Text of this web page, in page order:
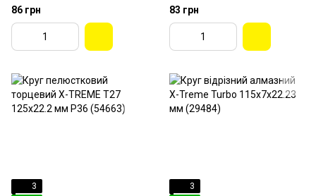
86 грн
прозорий
83 грн
3
3